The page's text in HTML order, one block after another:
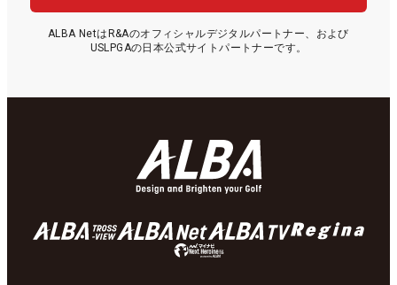
ALBA NetはR&Aのオフィシャルデジタルパートナー、および
USLPGAの日本公式サイトパートナーです。